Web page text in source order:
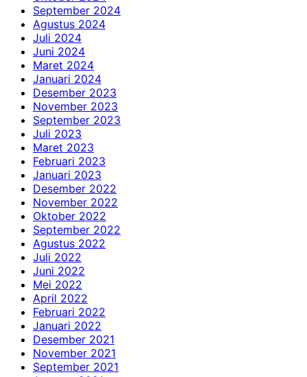
September 2024
Agustus 2024
Juli 2024
Juni 2024
Maret 2024
Januari 2024
Desember 2023
November 2023
September 2023
Juli 2023
Maret 2023
Februari 2023
Januari 2023
Desember 2022
November 2022
Oktober 2022
September 2022
Agustus 2022
Juli 2022
Juni 2022
Mei 2022
April 2022
Februari 2022
Januari 2022
Desember 2021
November 2021
September 2021